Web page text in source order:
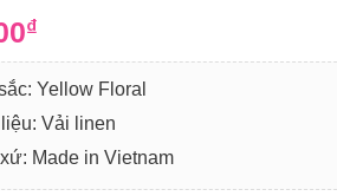
₫
Yellow Floral
Vải linen
Made in Vietnam